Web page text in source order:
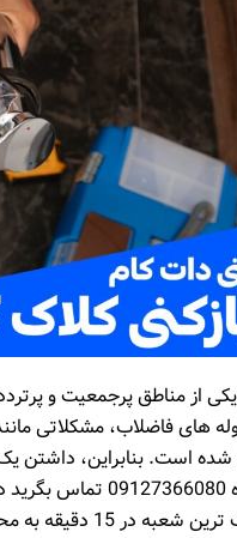
از مناطق پرجمعیت و
لوله‌ های فاضلاب، مشکلاتی
شده است. بنابراین، داشتن
کافیست با شماره
دات کام از